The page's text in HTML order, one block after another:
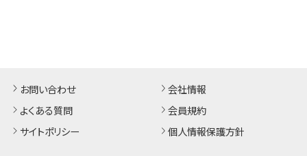
お問い合わせ
よくある質問
サイトポリシー
会社情報
会員規約
個人情報保護方針